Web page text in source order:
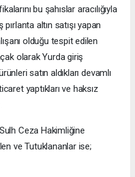
bu şahıslar aracılığıyla
altın satışı yapan
olduğu tespit edilen
olarak Yurda giriş
satın aldıkları devamlı
yaptıkları ve haksız
Ceza Hakimliğine
ve Tutuklananlar ise;